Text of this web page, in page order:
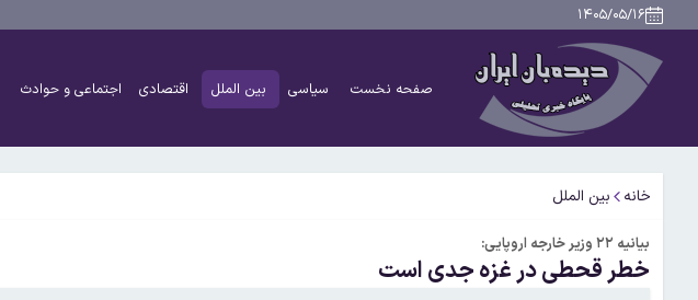
۱۴۰۵/۰۵/۱۶
صفحه نخست سیاسی بین الملل اقتصادی اجتماعی و حوادث
خانه بین الملل
بیانیه ۲۲ وزیر خارجه اروپایی:
خطر قحطی در غزه جدی است